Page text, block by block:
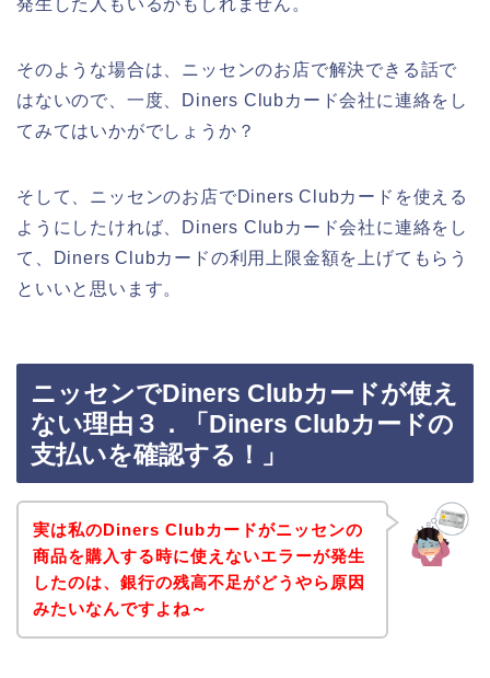
そのような場合は、ニッセンのお店で解決できる話で
はないので、一度、Diners Clubカード会社に連絡をし
てみてはいかがでしょうか？
そして、ニッセンのお店でDiners Clubカードを使える
ようにしたければ、Diners Clubカード会社に連絡をし
て、Diners Clubカードの利用上限金額を上げてもらう
といいと思います。
ニッセンでDiners Clubカードが使え
ない理由３．「Diners Clubカードの
支払いを確認する！」
実は私のDiners Clubカードがニッセンの
商品を購入する時に使えないエラーが発生
したのは、銀行の残高不足がどうやら原因
みたいなんですよね～